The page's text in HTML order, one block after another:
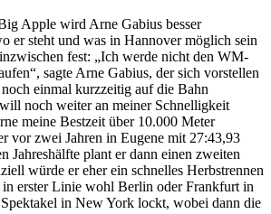
Apple wird Arne Gabius besser
er steht und was in Hannover möglich sein
fest: „Ich werde nicht den WM-
sagte Arne Gabius, der sich vorstellen
einmal kurzzeitig auf die Bahn
noch weiter an meiner Schnelligkeit
meine Bestzeit über 10.000 Meter
vor zwei Jahren in Eugene mit 27:43,93
Jahreshälfte plant er dann einen zweiten
würde er eher ein schnelles Herbstrennen
in erster Linie wohl Berlin oder Frankfurt in
in New York lockt, wobei dann die